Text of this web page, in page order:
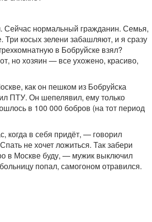
нормальный гражданин. Семья,
косых зелени забашляют, и я сразу
в Бобруйске взял?
но хозяин — все ухожено, красиво,
как он пешком из Бобруйска
ПТУ. Он шепелявил, ему только
в 100 000 бобров (на тот период
в себя придёт, — говорил
не хочет ложиться. Так забери
в Москве буду, — мужик выключил
попал, самогоном отравился.